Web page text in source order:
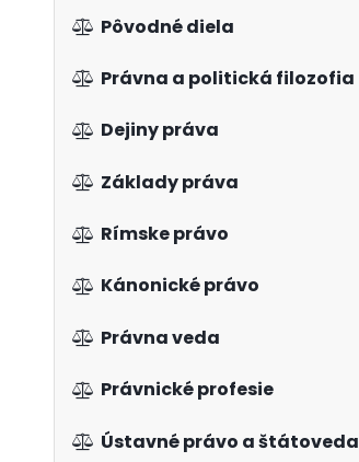
Pôvodné diela
Právna a politická filozofia
Dejiny práva
Základy práva
Rímske právo
Kánonické právo
Právna veda
Právnické profesie
Ústavné právo a štátoveda